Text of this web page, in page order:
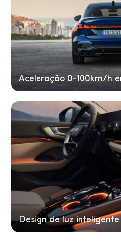
Aceleração 0-100km/h
Design de luz inteligente